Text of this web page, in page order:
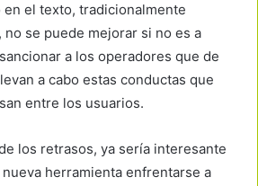
el texto, tradicionalmente
se puede mejorar si no es a
a los operadores que de
a cabo estas conductas que
entre los usuarios.
los retrasos, ya sería interesante
herramienta enfrentarse a